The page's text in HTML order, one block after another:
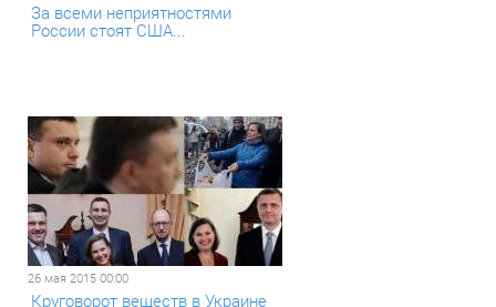
За всеми неприятностями
России стоят США...
26 мая 2015 00:00
Круговорот веществ в Украине